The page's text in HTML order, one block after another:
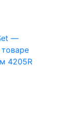
—
4205R